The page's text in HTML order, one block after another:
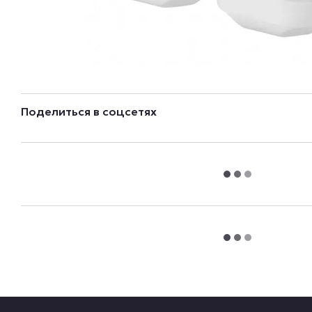
Поделиться в соцсетях